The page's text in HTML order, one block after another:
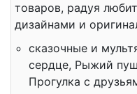
товаров, радуя
дизайнами и
сказочные и
сердце, Рыжий
Прогулка с